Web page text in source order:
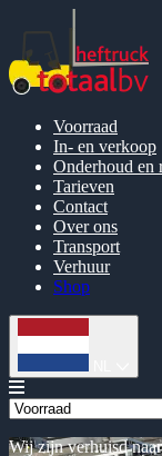
Voorraad
In- en verkoop
Onderhoud en
Tarieven
Contact
Over ons
Transport
Verhuur
Shop
Wij zijn verhuisd